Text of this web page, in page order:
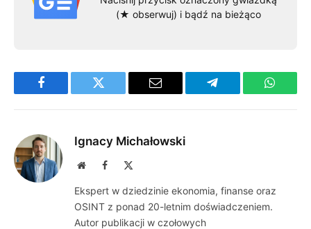
(★ obserwuj) i bądź na bieżąco
Facebook Twitter Email Telegram
Ignacy Michałowski
WebsiteFacebook
Ekspert w dziedzinie ekonomia, finanse oraz
OSINT z ponad 20-letnim doświadczeniem.
Autor publikacji w czołowych